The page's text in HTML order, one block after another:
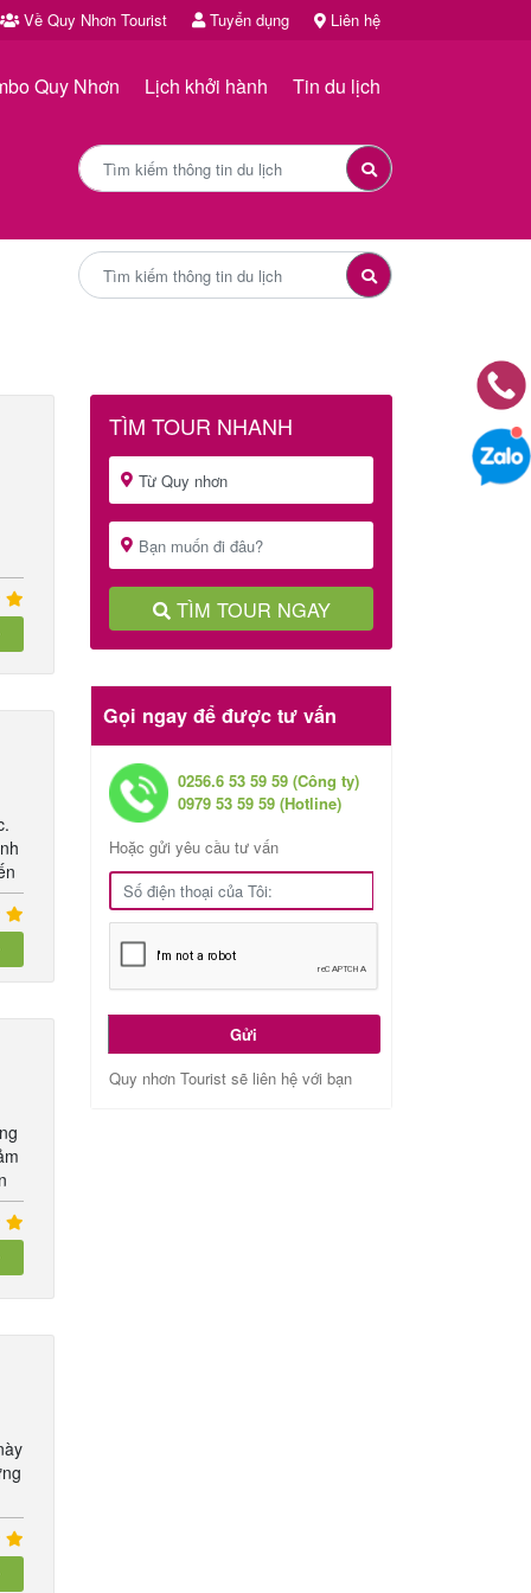
Về Quy Nhơn Tourist Tuyển dụng Liên hệ
Quy Nhơn Lịch khởi hành Tin du lịch
TÌM TOUR NHANH
TÌM TOUR NGAY
Gọi ngay để được tư vấn
0256.6 53 59 59 (Công ty)
0979 53 59 59 (Hotline)
Hoặc gửi yêu cầu tư vấn
Gửi
Quy nhơn Tourist sẽ liên hệ với bạn